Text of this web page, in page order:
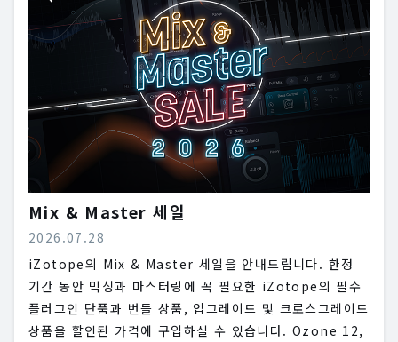
Mix & Master 세일
2026.07.28
iZotope의 Mix & Master 세일을 안내드립니다. 한정
기간 동안 믹싱과 마스터링에 꼭 필요한 iZotope의 필수
플러그인 단품과 번들 상품, 업그레이드 및 크로스그레이드
상품을 할인된 가격에 구입하실 수 있습니다. Ozone 12,